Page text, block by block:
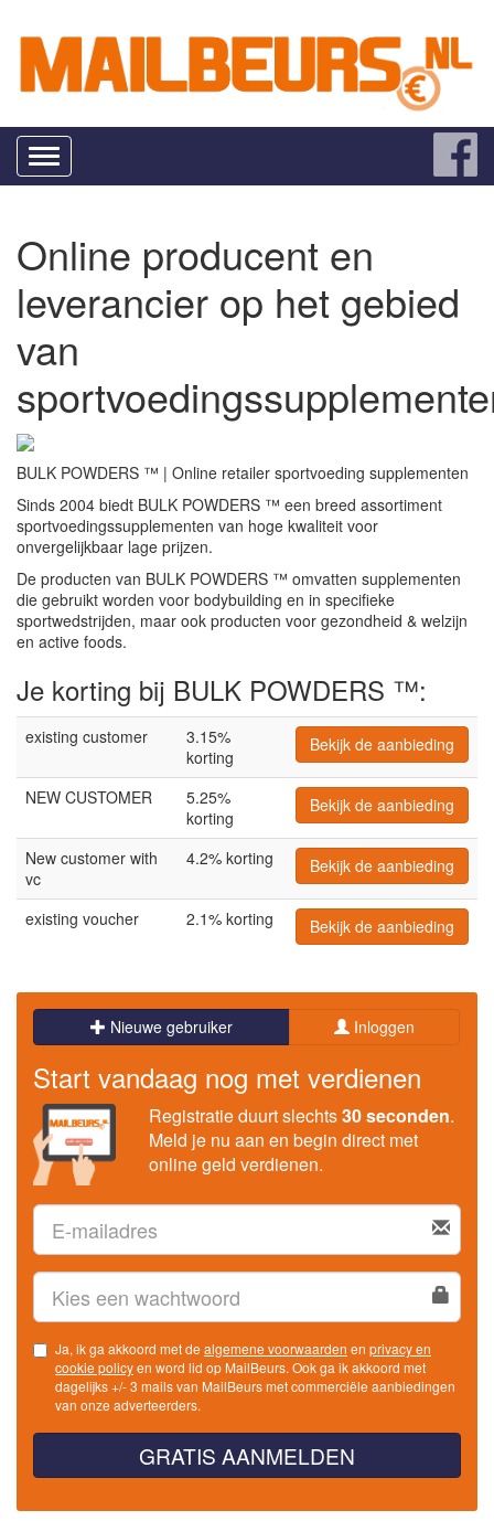
Toggle
navigation
Online producent en
leverancier op het gebied
van
BULK POWDERS ™ | Online retailer sportvoeding supplementen
Sinds 2004 biedt BULK POWDERS ™ een breed assortiment
sportvoedingssupplementen van hoge kwaliteit voor
onvergelijkbaar lage prijzen.
De producten van BULK POWDERS ™ omvatten supplementen
die gebruikt worden voor bodybuilding en in specifieke
sportwedstrijden, maar ook producten voor gezondheid & welzijn
en active foods.
Je korting bij BULK POWDERS ™:
existing customer
3.15%
korting
Bekijk de aanbieding
NEW CUSTOMER
5.25%
korting
Bekijk de aanbieding
New customer with
vc
4.2% korting Bekijk de aanbieding
existing voucher 2.1% korting Bekijk de aanbieding
Nieuwe gebruiker Inloggen
Start vandaag nog met verdienen
Registratie duurt slechts30 seconden.
Meld je nu aan en begin direct met
online geld verdienen.
Ja, ik ga akkoord met de algemene voorwaarden en privacy en
cookie policy
dagelijks +/- 3 mails van MailBeurs met commerciële aanbiedingen
van onze adverteerders.
GRATIS AANMELDEN